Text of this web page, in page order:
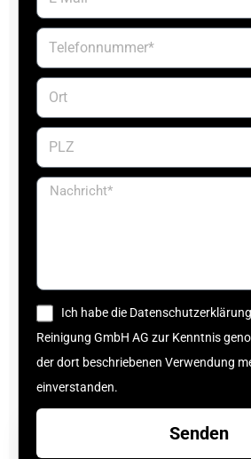
Ich habe die
Reinigung GmbH AG zur Kenntnis
der dort beschriebenen Verwendung
einverstanden.
Senden